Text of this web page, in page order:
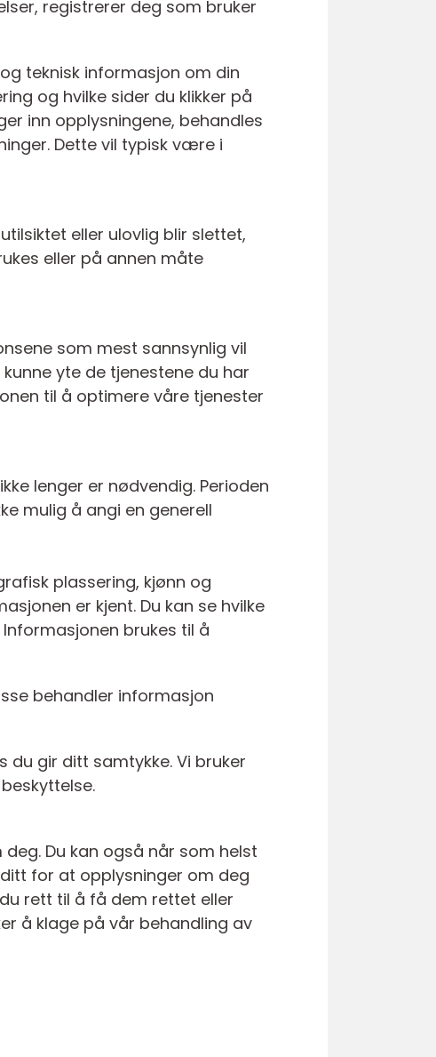
registrerer deg som bruker
teknisk informasjon om din
og hvilke sider du klikker på
inn opplysningene, behandles
Dette vil typisk være i
eller ulovlig blir slettet,
eller på annen måte
som mest sannsynlig vil
yte de tjenestene du har
til å optimere våre tjenester
lenger er nødvendig. Perioden
mulig å angi en generell
plassering, kjønn og
er kjent. Du kan se hvilke
brukes til å
behandler informasjon
du gir ditt samtykke. Vi bruker
Du kan også når som helst
for at opplysninger om deg
rett til å få dem rettet eller
å klage på vår behandling av